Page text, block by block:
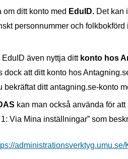
om ditt konto med EduID. Det kan
personnummer och
även nyttja ditt konto hos
att ditt konto hos
bekräftat ditt antagning.se-konto
kan man också använda för
Via Mina inställningar” som